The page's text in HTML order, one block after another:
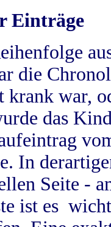
Einträge
die
krank war,
das
In
Seite -
ist es